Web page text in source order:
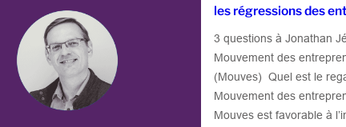
les régressions des
3 questions à Jonathan
Mouvement des
(Mouves) Quel est le
Mouvement des
Mouves est favorable à